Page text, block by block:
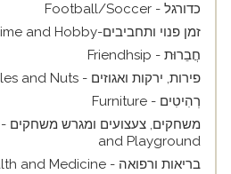
כדורגל - Football/Soccer
זמן פנוי ותחביבים-Free Time and Hobby
חֲבֵרוּת - Friendhsip
פירות, ירקות ואגוזים - Fruit, Vegetables and Nuts
רְהִיטִים - Furniture
and Playground
בריאות ורפואה - Health and Medicine